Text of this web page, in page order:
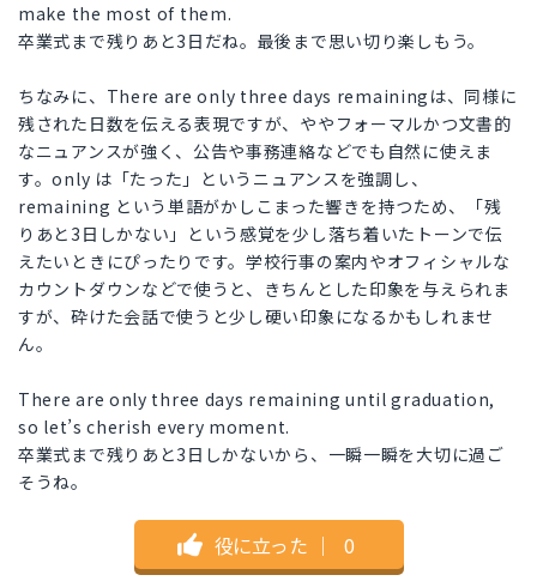
make the most of them.
卒業式まで残りあと3日だね。最後まで思い切り楽しもう。
ちなみに、There are only three days remainingは、同様に
残された日数を伝える表現ですが、ややフォーマルかつ文書的
なニュアンスが強く、公告や事務連絡などでも自然に使えま
す。only は「たった」というニュアンスを強調し、
remaining という単語がかしこまった響きを持つため、「残
りあと3日しかない」という感覚を少し落ち着いたトーンで伝
えたいときにぴったりです。学校行事の案内やオフィシャルな
カウントダウンなどで使うと、きちんとした印象を与えられま
すが、砕けた会話で使うと少し硬い印象になるかもしれませ
ん。
There are only three days remaining until graduation,
so let’s cherish every moment.
卒業式まで残りあと3日しかないから、一瞬一瞬を大切に過ご
そうね。
役に立った ｜ 0